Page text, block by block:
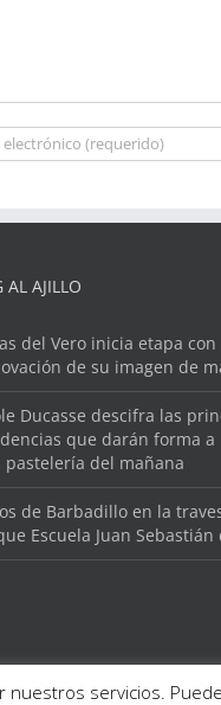
AL AJILLO
del Vero inicia etapa con
de su imagen de
Ducasse descifra las
que darán forma a
pastelería del mañana
de Barbadillo en la
Escuela Juan Sebastián
servicios.